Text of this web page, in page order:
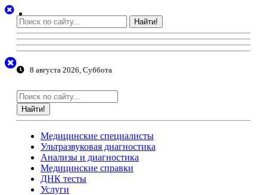
Найти!
8 августа 2026, Суббота
Найти!
Медицинские специалисты
Ультразвуковая диагностика
Анализы и диагностика
Медицинские справки
ДНК тесты
Услуги